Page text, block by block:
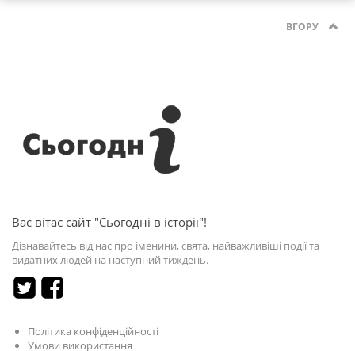
ВГОРУ
Вас вітає сайт "Сьогодні в історії"!
Дізнавайтесь від нас про іменини, свята, найважливіші події та
видатних людей на наступний тиждень.
Політика конфіденційності
Умови використання